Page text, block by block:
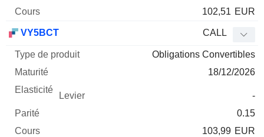
102,51 EUR
VY5BCT CALL
Obligations Convertibles
18/12/2026
-
0.15
103,99 EUR